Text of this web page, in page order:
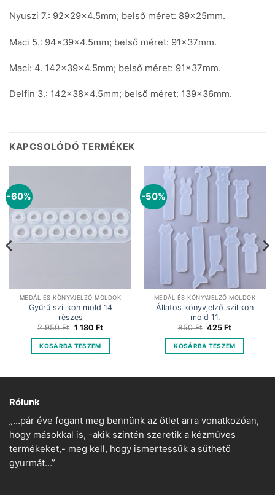
Nyuszi 7.: 92x29x4.5mm; belső méret: 89x25mm.
Maci 5.: 94x39x4.5mm; belső méret: 91x37mm.
Maci: 4. 142x39x4.5mm; belső méret: 91x37mm.
Delfin 3.: 142x38x4.5mm; belső méret: 139x36mm.
KAPCSOLÓDÓ TERMÉKEK
-60%
MEDÁL ÉS KÖNYVJELZŐ MOLDOK
Gyűrű szilikon mold 14
részes
2 950Ft Original
was:
2
950 Ft.
1 180 FtCurrent
is:
180 Ft.
KOSÁRBA TESZEM
-50%
MEDÁL ÉS KÖNYVJELZŐ MOLDOK
Állatos könyvjelző szilikon
mold 11.
850Ft Original
was:
850 Ft.
425FtCurrent
is:
425 Ft.
KOSÁRBA TESZEM
Rólunk
„…pár éve fogant meg bennünk az ötlet arra vonatkozóan,
hogy másokkal is, -akik szintén szeretik a kézműves
termékeket,- meg kell, hogy ismertessük a süthető
gyurmát…”